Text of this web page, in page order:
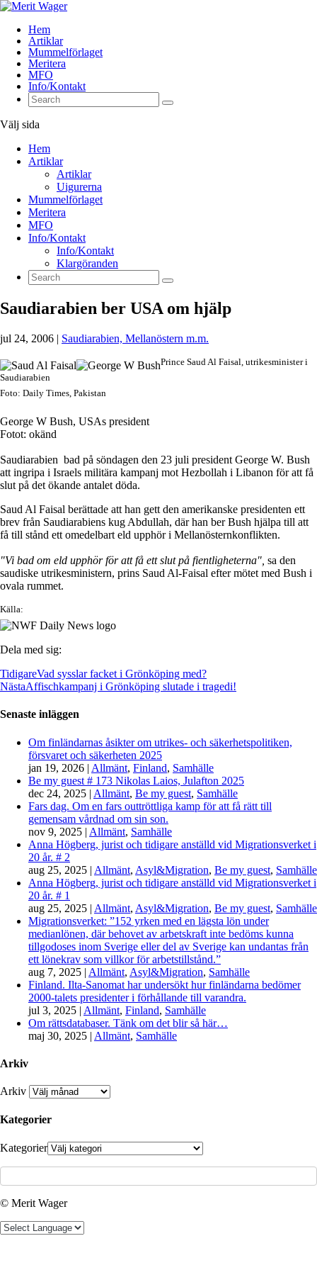
Hem
Artiklar
Mummelförlaget
Meritera
MFO
Info/Kontakt
Välj sida
Hem
Artiklar
Artiklar
Uigurerna
Mummelförlaget
Meritera
MFO
Info/Kontakt
Info/Kontakt
Klargöranden
Saudiarabien ber USA om hjälp
jul 24, 2006 | Saudiarabien, Mellanöstern m.m.
Prince Saud Al Faisal, utrikesminister i
Saudiarabien
Foto: Daily Times, Pakistan
George W Bush, USAs president
Fotot: okänd
Saudiarabien bad på söndagen den 23 juli president George W. Bush
att ingripa i Israels militära kampanj mot Hezbollah i Libanon för att få
slut på det ökande antalet döda.
Saud Al Faisal berättade att han gett den amerikanske presidenten ett
brev från Saudiarabiens kug Abdullah, där han ber Bush hjälpa till att
få till stånd ett omedelbart eld upphör i Mellanösternkonflikten.
"Vi bad om eld upphör för att få ett slut på fientligheterna", sa den
saudiske utrikesministern, prins Saud Al-Faisal efter mötet med Bush i
ovala rummet.
Källa:
Dela med sig:
TidigareVad sysslar facket i Grönköping med?
NästaAffischkampanj i Grönköping slutade i tragedi!
Senaste inläggen
Om finländarnas åsikter om utrikes- och säkerhetspolitiken,
försvaret och säkerheten 2025
jan 19, 2026 | Allmänt, Finland, Samhälle
Be my guest # 173 Nikolas Laios, Julafton 2025
dec 24, 2025 | Allmänt, Be my guest, Samhälle
Fars dag. Om en fars outtröttliga kamp för att få rätt till
gemensam vårdnad om sin son.
nov 9, 2025 | Allmänt, Samhälle
Anna Högberg, jurist och tidigare anställd vid Migrationsverket i
20 år. # 2
aug 25, 2025 | Allmänt, Asyl&Migration, Be my guest, Samhälle
Anna Högberg, jurist och tidigare anställd vid Migrationsverket i
20 år. # 1
aug 25, 2025 | Allmänt, Asyl&Migration, Be my guest, Samhälle
Migrationsverket: ”152 yrken med en lägsta lön under
medianlönen, där behovet av arbetskraft inte bedöms kunna
tillgodoses inom Sverige eller del av Sverige kan undantas från
ett lönekrav som villkor för arbetstillstånd.”
aug 7, 2025 | Allmänt, Asyl&Migration, Samhälle
Finland. Ilta-Sanomat har undersökt hur finländarna bedömer
2000-talets presidenter i förhållande till varandra.
jul 3, 2025 | Allmänt, Finland, Samhälle
Om rättsdatabaser. Tänk om det blir så här…
maj 30, 2025 | Allmänt, Samhälle
Arkiv
Arkiv
Kategorier
Kategorier
© Merit Wager